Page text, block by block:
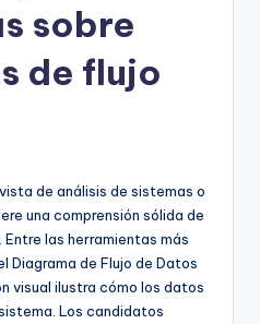
sobre
de flujo
de análisis de sistemas o
una comprensión sólida de
las herramientas más
Diagrama de Flujo de Datos
visual ilustra cómo los datos
Los candidatos